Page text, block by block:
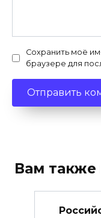
Сохранить моё
браузере для
Вам также